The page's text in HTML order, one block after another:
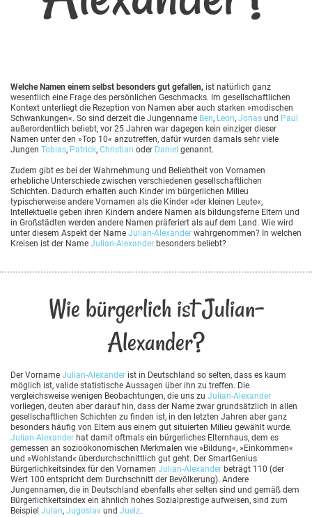
Welche Namen einem selbst besonders gut gefallen, ist natürlich ganz
wesentlich eine Frage des persönlichen Geschmacks. Im gesellschaftlichen
Kontext unterliegt die Rezeption von Namen aber auch starken »modischen
Schwankungen«. So sind derzeit die Jungenname Ben, Leon, Jonas und Paul
außerordentlich beliebt, vor 25 Jahren war dagegen kein einziger dieser
Namen unter den »Top 10« anzutreffen, dafür wurden damals sehr viele
Jungen Tobias, Patrick, Christian oder Daniel genannt.
Zudem gibt es bei der Wahrnehmung und Beliebtheit von Vornamen
erhebliche Unterschiede zwischen verschiedenen gesellschaftlichen
Schichten. Dadurch erhalten auch Kinder im bürgerlichen Milieu
typischerweise andere Vornamen als die Kinder »der kleinen Leute«,
Intellektuelle geben ihren Kindern andere Namen als bildungsferne Eltern und
in Großstädten werden andere Namen präferiert als auf dem Land. Wie wird
unter diesem Aspekt der Name Julian-Alexander wahrgenommen? In welchen
Kreisen ist der Name Julian-Alexander besonders beliebt?
Wie bürgerlich ist Julian-
Alexander?
Der Vorname Julian-Alexander ist in Deutschland so selten, dass es kaum
möglich ist, valide statistische Aussagen über ihn zu treffen. Die
vergleichsweise wenigen Beobachtungen, die uns zu Julian-Alexander
vorliegen, deuten aber darauf hin, dass der Name zwar grundsätzlich in allen
gesellschaftlichen Schichten zu finden ist, in den letzten Jahren aber ganz
besonders häufig von Eltern aus einem gut situierten Milieu gewählt wurde.
Julian-Alexander hat damit oftmals ein bürgerliches Elternhaus, dem es
gemessen an sozioökonomischen Merkmalen wie »Bildung«, »Einkommen«
und »Wohlstand« überdurchschnittlich gut geht. Der SmartGenius
Bürgerlichkeitsindex für den Vornamen Julian-Alexander beträgt 110 (der
Wert 100 entspricht dem Durchschnitt der Bevölkerung). Andere
Jungennamen, die in Deutschland ebenfalls eher selten sind und gemäß dem
Bürgerlichkeitsindex ein ähnlich hohes Sozialprestige aufweisen, sind zum
Beispiel Julan, Jugoslav und Juelz.